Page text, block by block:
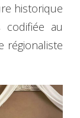
historique
codifiée au
régionaliste